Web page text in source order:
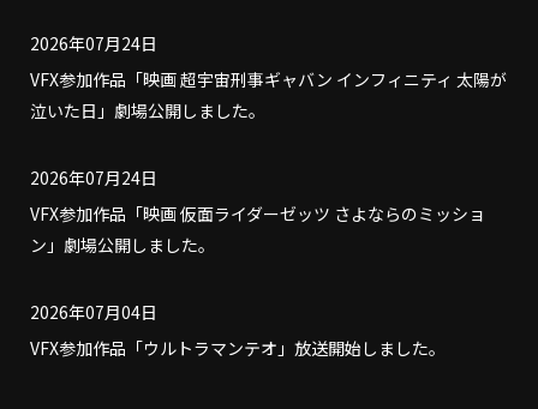
2026年07月24日
VFX参加作品「映画 超宇宙刑事ギャバン インフィニティ 太陽が
泣いた日」劇場公開しました。
2026年07月24日
VFX参加作品「映画 仮面ライダーゼッツ さよならのミッショ
ン」劇場公開しました。
2026年07月04日
VFX参加作品「ウルトラマンテオ」放送開始しました。